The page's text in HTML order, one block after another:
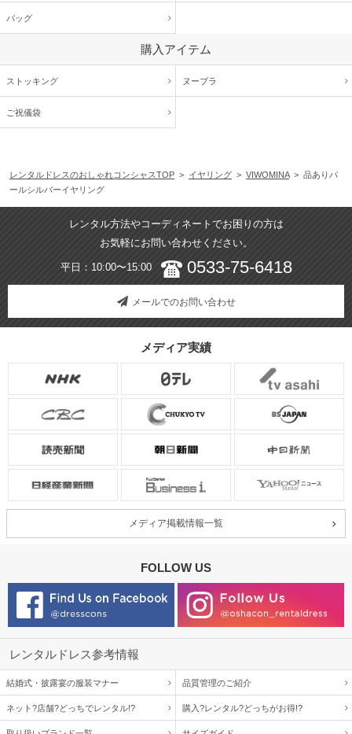
バッグ
購入アイテム
ストッキング ヌーブラ
ご祝儀袋
レンタルドレスのおしゃれコンシャスTOP > イヤリング > VIWOMINA> 品ありパ
ールシルバーイヤリング
レンタル方法やコーディネートでお困りの方は
お気軽にお問い合わせください。
平日：10:00〜15:00 0533-75-6418
メールでのお問い合わせ
メディア実績
メディア掲載情報一覧
FOLLOW US
レンタルドレス参考情報
結婚式・披露宴の服装マナー 品質管理のご紹介
ネット?店舗?どっちでレンタル!? 購入?レンタル?どっちがお得!?